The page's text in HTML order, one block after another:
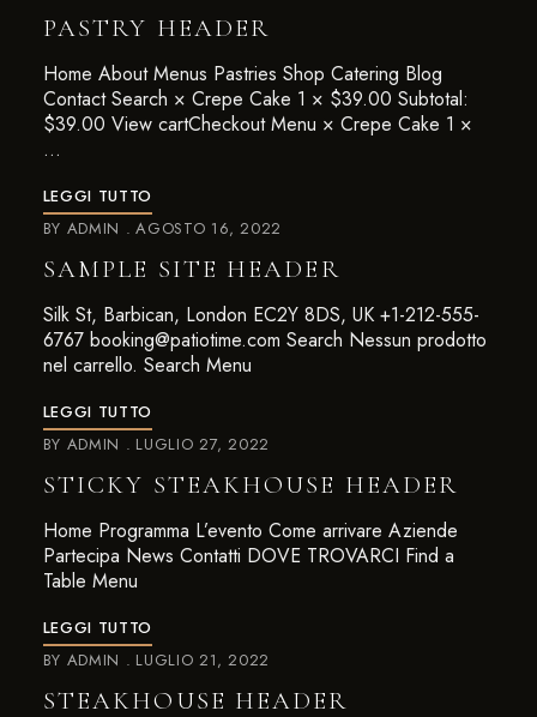
PASTRY HEADER
Home About Menus Pastries Shop Catering Blog
Contact Search × Crepe Cake 1 × $39.00 Subtotal:
$39.00 View cartCheckout Menu × Crepe Cake 1 ×
…
LEGGI TUTTO
BY ADMIN AGOSTO 16, 2022
SAMPLE SITE HEADER
Silk St, Barbican, London EC2Y 8DS, UK +1-212-555-
6767 booking@patiotime.com Search Nessun prodotto
nel carrello. Search Menu
LEGGI TUTTO
BY ADMIN LUGLIO 27, 2022
STICKY STEAKHOUSE HEADER
Home Programma L’evento Come arrivare Aziende
Partecipa News Contatti DOVE TROVARCI Find a
Table Menu
LEGGI TUTTO
BY ADMIN LUGLIO 21, 2022
STEAKHOUSE HEADER